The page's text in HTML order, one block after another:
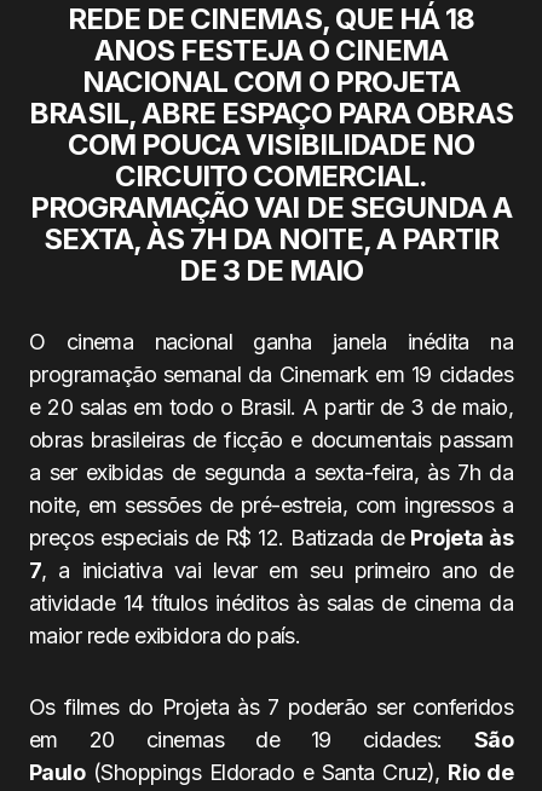
REDE DE CINEMAS, QUE HÁ 18
ANOS FESTEJA O CINEMA
NACIONAL COM O PROJETA
BRASIL, ABRE ESPAÇO PARA OBRAS
COM POUCA VISIBILIDADE NO
CIRCUITO COMERCIAL.
PROGRAMAÇÃO VAI DE SEGUNDA A
SEXTA, ÀS 7H DA NOITE, A PARTIR
DE 3 DE MAIO
O cinema nacional ganha janela inédita na
programação semanal da Cinemark em 19 cidades
e 20 salas em todo o Brasil. A partir de 3 de maio,
obras brasileiras de ficção e documentais passam
a ser exibidas de segunda a sexta-feira, às 7h da
noite, em sessões de pré-estreia, com ingressos a
preços especiais de R$ 12. Batizada de Projeta às
7, a iniciativa vai levar em seu primeiro ano de
atividade 14 títulos inéditos às salas de cinema da
maior rede exibidora do país.
Os filmes do Projeta às 7 poderão ser conferidos
em 20 cinemas de 19 cidades: São
Paulo(Shoppings Eldorado e Santa Cruz), Rio de